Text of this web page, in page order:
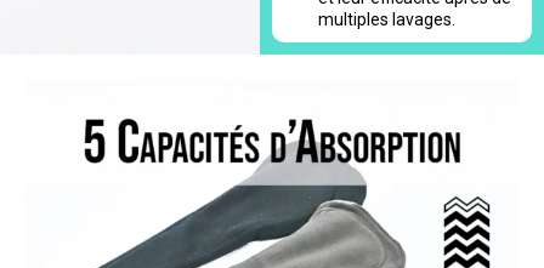
multiples lavages.